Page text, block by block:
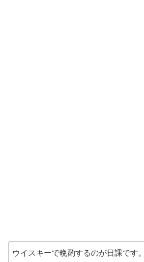
ウイスキーで晩酌するのが日課です